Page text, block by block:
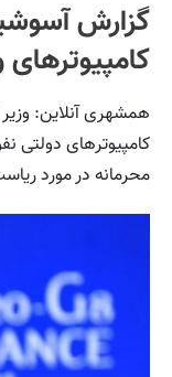
گزارش
همشهری آنلاین:
کامپیوترهای دولتی
محرمانه در مورد ریاست